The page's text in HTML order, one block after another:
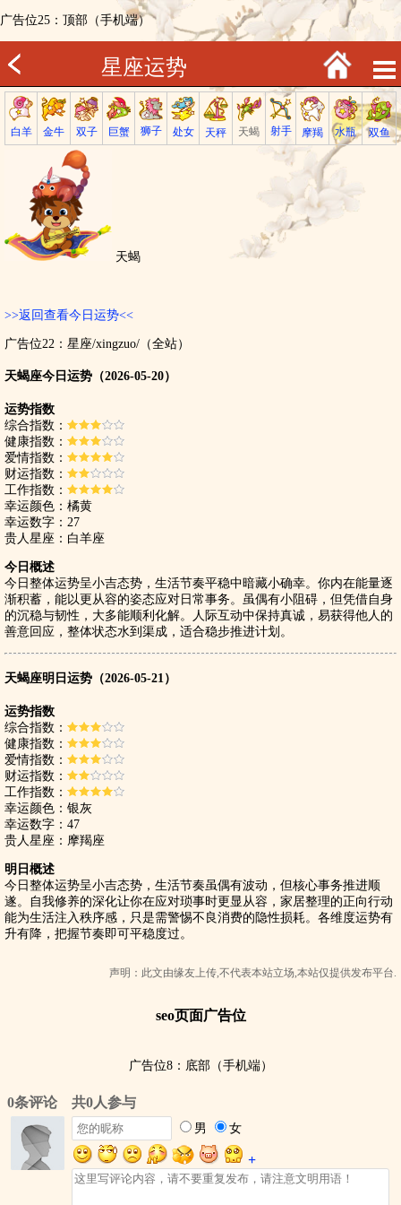
广告位25：顶部（手机端）
星座运势
白羊 金牛 双子 巨蟹 狮子 处女 天秤 天蝎 射手 摩羯 水瓶 双鱼
天蝎
>>返回查看今日运势<<
广告位22：星座/xingzuo/（全站）
天蝎座今日运势（2026-05-20）
运势指数
综合指数：
健康指数：
爱情指数：
财运指数：
工作指数：
幸运颜色：橘黄
幸运数字：27
贵人星座：白羊座
今日概述
今日整体运势呈小吉态势，生活节奏平稳中暗藏小确幸。你内在能量逐
渐积蓄，能以更从容的姿态应对日常事务。虽偶有小阻碍，但凭借自身
的沉稳与韧性，大多能顺利化解。人际互动中保持真诚，易获得他人的
善意回应，整体状态水到渠成，适合稳步推进计划。
天蝎座明日运势（2026-05-21）
运势指数
综合指数：
健康指数：
爱情指数：
财运指数：
工作指数：
幸运颜色：银灰
幸运数字：47
贵人星座：摩羯座
明日概述
今日整体运势呈小吉态势，生活节奏虽偶有波动，但核心事务推进顺
遂。自我修养的深化让你在应对琐事时更显从容，家居整理的正向行动
能为生活注入秩序感，只是需警惕不良消费的隐性损耗。各维度运势有
升有降，把握节奏即可平稳度过。
声明：此文由缘友上传,不代表本站立场,本站仅提供发布平台.
seo页面广告位
广告位8：底部（手机端）